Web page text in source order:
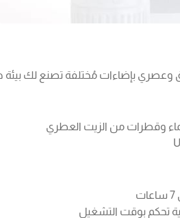
وعصري بإضاءات مُختلفة تصنع لك بيئة
تحكم بوقت التشغيل